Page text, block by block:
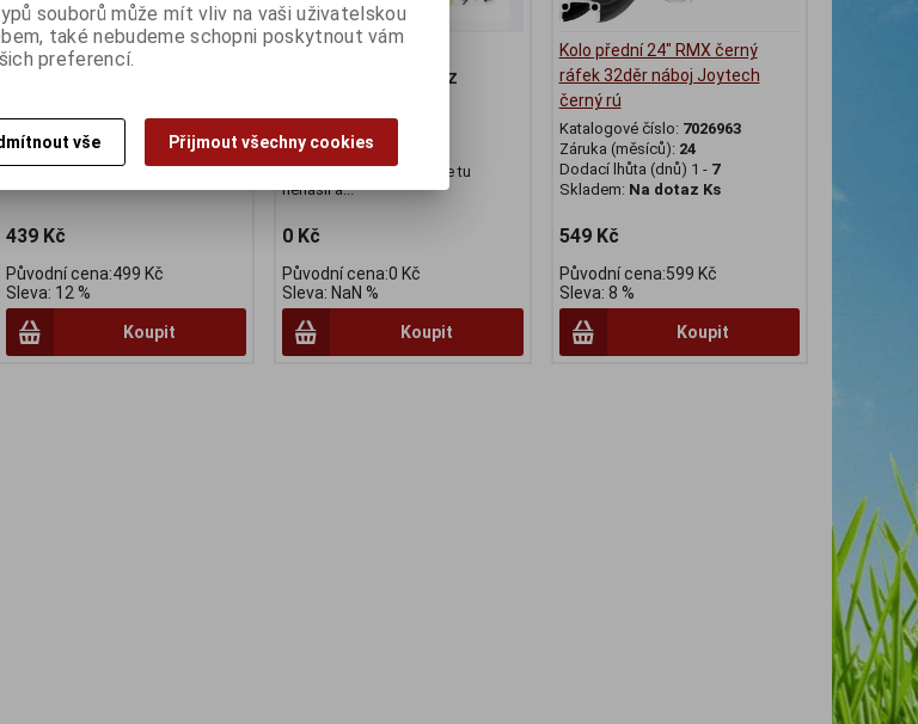
Kolo přední RMX 21, 203x21,
stříbrné, náboj Remerx
Záruka (měsíců):24
Dodací lhůta (dnů) 1 -
Skladem:Na dotaz ks
439 Kč
Původní cena:499 Kč
Sleva: 12 %
Koupit
Dotaz na zboží
DOTAZ
Dodací lhůta (dnů) 1 -
Skladem:Na dotaz Ks
Dotaz na zboží které jste tu
nenašli a...
0 Kč
Původní cena:0 Kč
Sleva: NaN %
Koupit
Kolo přední 24" RMX černý
ráfek 32děr náboj Joytech
černý rú
Katalogové číslo: 7026963
Záruka (měsíců): 24
Dodací lhůta (dnů) 1 -7
Skladem: Na dotaz Ks
549 Kč
Původní cena:599 Kč
Sleva: 8 %
Koupit
souborů může mít vliv na vaši uživatelskou
také nebudeme schopni poskytnout vám
preferencí.
vše Přijmout všechny cookies